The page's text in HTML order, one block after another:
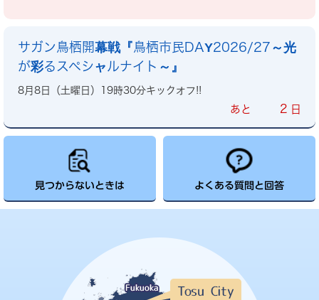
サガン鳥栖開幕戦『鳥栖市民DAY2026/27～光
が彩るスペシャルナイト～』
8月8日（土曜日）19時30分キックオフ!!
あと 2 日
見つからないときは よくある質問と回答